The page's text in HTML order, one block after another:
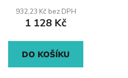
produktu
je
z
932,23 Kč bez DPH
1 128 Kč
DO KOŠÍKU